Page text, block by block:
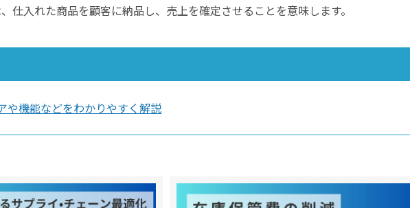
仕入れた商品を顧客に納品し、売上を確定させることを意味します。
や機能などをわかりやすく解説